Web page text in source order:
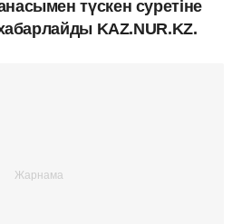
түскен суретіне
KAZ.NUR.KZ.